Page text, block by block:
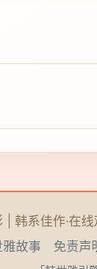
韩系佳作·在
雅故事
免责声